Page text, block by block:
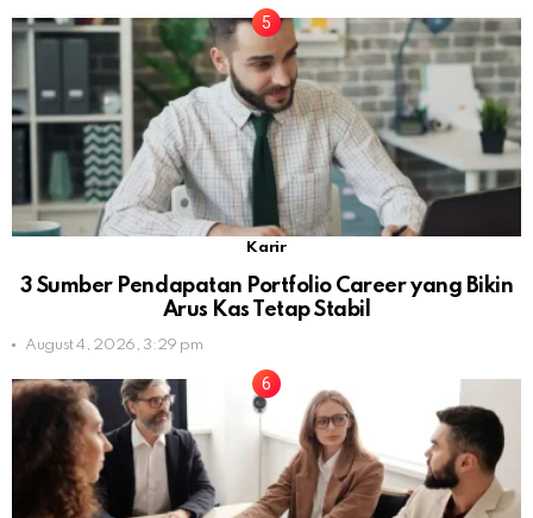
Karir
3 Sumber Pendapatan Portfolio Career yang Bikin
Arus Kas Tetap Stabil
August 4, 2026, 3:29 pm